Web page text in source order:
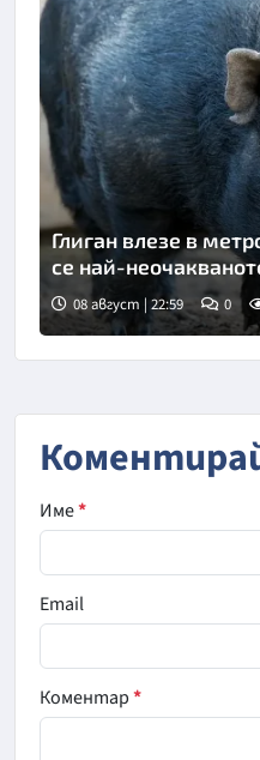
Глиган влезе в
се най-
08 август | 22:59 0
Име*
Email
Коментар*